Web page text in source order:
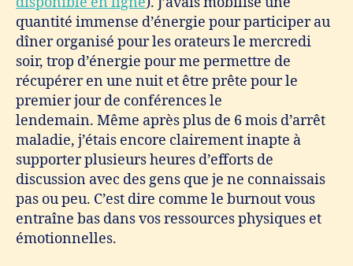
quantité immense d’énergie pour participer au
dîner organisé pour les orateurs le mercredi
soir, trop d’énergie pour me permettre de
récupérer en une nuit et être prête pour le
premier jour de conférences le
lendemain. Même après plus de 6 mois d’arrêt
maladie, j’étais encore clairement inapte à
supporter plusieurs heures d’efforts de
discussion avec des gens que je ne connaissais
pas ou peu. C’est dire comme le burnout vous
entraîne bas dans vos ressources physiques et
émotionnelles.